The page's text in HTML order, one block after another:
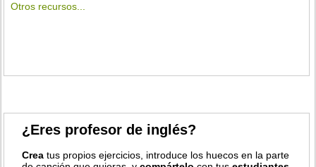
Otros recursos...
¿Eres profesor de inglés?
Crea tus propios ejercicios, introduce los huecos en la parte